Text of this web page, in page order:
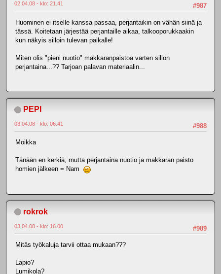
#987
02.04.08 - klo: 21.41
Huominen ei itselle kanssa passaa, perjantaikin on vähän siinä ja
tässä. Koitetaan järjestää perjantaille aikaa, talkooporukkaakin
kun näkyis silloin tulevan paikalle!
Miten olis "pieni nuotio" makkaranpaistoa varten sillon
perjantaina...?? Tarjoan palavan materiaalin...
PEPI
#988
03.04.08 - klo: 06.41
Moikka
Tänään en kerkiä, mutta perjantaina nuotio ja makkaran paisto
homien jälkeen = Nam
rokrok
#989
03.04.08 - klo: 16.00
Mitäs työkaluja tarvii ottaa mukaan???
Lapio?
Lumikola?